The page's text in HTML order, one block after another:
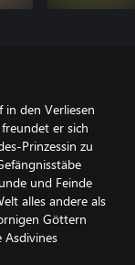
in den Verliesen
er sich
Prinzessin zu
und Feinde
alles andere als
Göttern
Asdivines